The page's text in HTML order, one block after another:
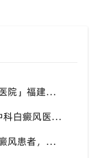
立秋吃什么对白斑友好？「泉州中科白癜风医院」福建白癜风患者饮食不要盲目忌口
“八月末，秋风初至”｜（泉州）福建泉州中科白癜风医院，聊聊白癜风换季防护关键点
【福建夏秋交替】泉州中科白癜风医院，白癜风患者，入秋之后洗澡习惯也要多注意